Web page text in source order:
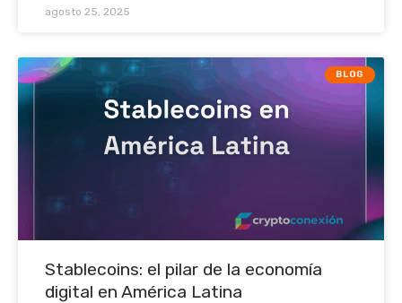
agosto 25, 2025
BLOG
Stablecoins: el pilar de la economía
digital en América Latina